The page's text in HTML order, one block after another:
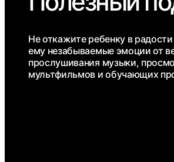
Не откажите ребенку в
ему незабываемые эмоции от
прослушивания музыки,
мультфильмов и обучающих